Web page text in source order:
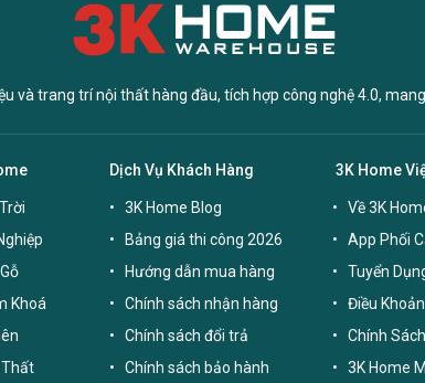
và trang trí nội thất hàng đầu, tích hợp công nghệ 4.0,
Khoá
Dịch Vụ Khách Hàng
3K Home Blog
Bảng giá thi công 2026
Hướng dẫn mua hàng
Chính sách nhận hàng
Chính sách đổi trả
Chính sách bảo hành
3K Home
Về 3K
App Phối
Tuyển
Điều
Chính
3K Home